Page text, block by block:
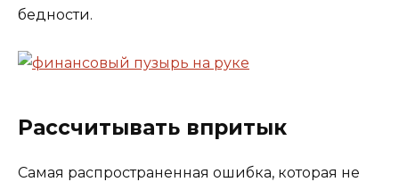
бедности.
Рассчитывать впритык
Самая распространенная ошибка, которая не